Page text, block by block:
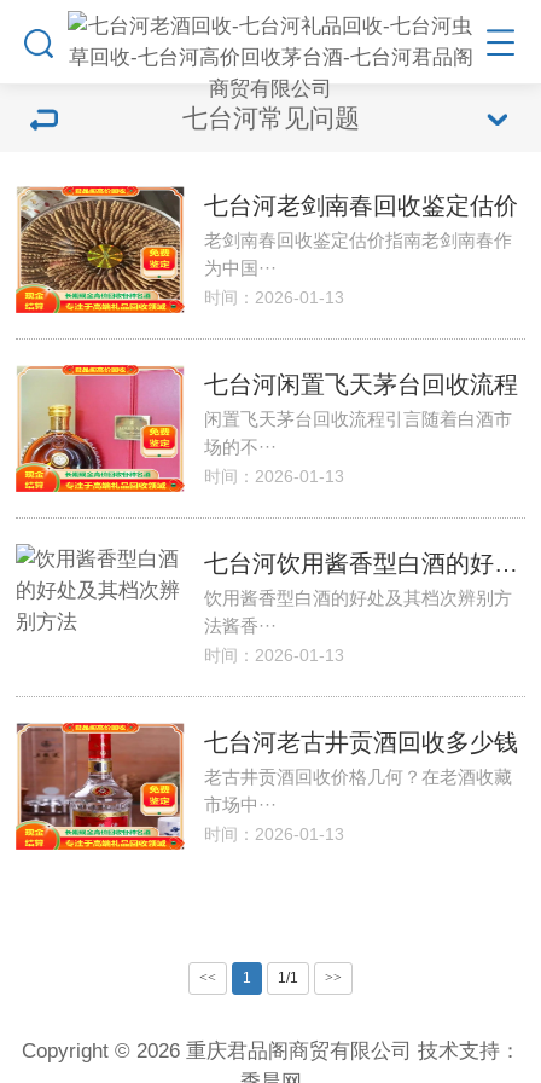
七台河常见问题
七台河老剑南春回收鉴定估价
老剑南春回收鉴定估价指南老剑南春作
为中国···
时间：2026-01-13
七台河闲置飞天茅台回收流程
闲置飞天茅台回收流程引言随着白酒市
场的不···
时间：2026-01-13
七台河饮用酱香型白酒的好处及其档次辨别方法
饮用酱香型白酒的好处及其档次辨别方
法酱香···
时间：2026-01-13
七台河老古井贡酒回收多少钱
老古井贡酒回收价格几何？在老酒收藏
市场中···
时间：2026-01-13
<< 1 1/1 >>
Copyright © 2026 重庆君品阁商贸有限公司 技术支持：